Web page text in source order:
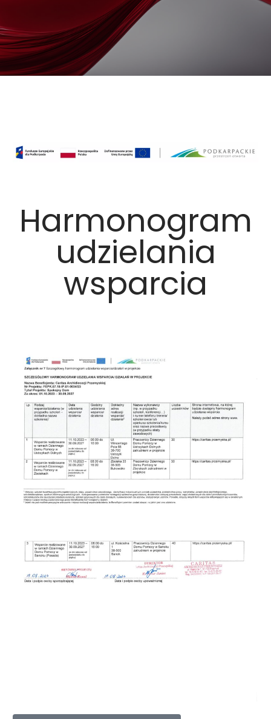
Harmonogram
udzielania
wsparcia